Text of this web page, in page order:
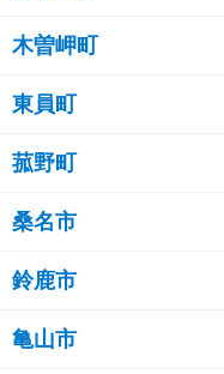
木曽岬町
東員町
菰野町
桑名市
鈴鹿市
亀山市